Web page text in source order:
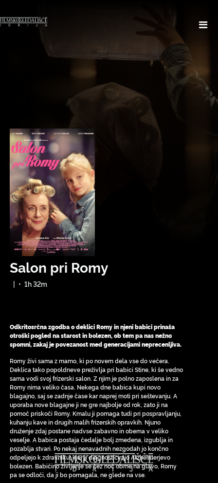
Salon pri Romy
| • 1h 32m
Odkritosrčna zgodba o deklici Romy in njeni babici prinaša
otroški pogled na starost in bolezen, ob tem pa nas nežno
spomni, zakaj je povezanost med generacijami neprecenljiva.
Romy živi sama z mamo, ki po novem dela vse do večera.
Deklica tako popoldneve preživlja pri babici Stine, ki še vedno
sama vodi svoj frizerski salon. Z njim je polno zaposlena in za
Romy nima veliko časa. Nekega dne babica kupi novo
blagajno, saj se zadnje čase kar naprej moti pri seštevanju. A
uporaba nove blagajne ji ne gre najbolje od rok, zato ji na
pomoč priskoči Romy. Kmalu ji pomaga tudi pri pospravljanju,
kuhanju kave in drugih malih frizerskih opravkih. Njuno
druženje zdaj postane nadvse zabavno in obema v veliko
veselje. A babica postaja čedalje bolj zmedena, izgublja in
pozablja stvari. Po nekaj nenavadnih nezgodah jo končno
odpeljejo k zdravniku, kjer ji diagnosticirajo Alzheimerjevo
bolezen. Babičino življenje se čez noč obrne na glavo, Romy
pa se odloči, da ji bo pomagala, ne glede na vse.